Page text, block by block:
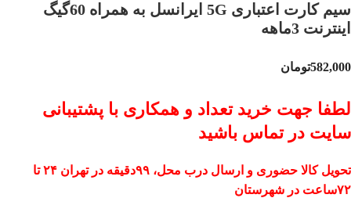
سیم کارت اعتباری 5G ایرانسل به همراه 60گیگ
اینترنت 3ماهه
582,000تومان
لطفا جهت خرید تعداد و همکاری با پشتیبانی
سایت در تماس باشید
تحویل کالا حضوری و ارسال درب محل، ۹۹دقیقه‌ در تهران ۲۴ تا
۷۲ساعت در شهرستان